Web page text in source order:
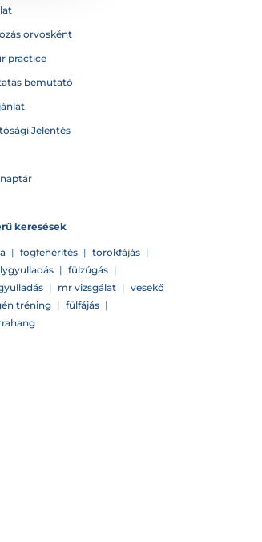
orvosként
practice
bemutató
Jelentés
keresések
| fogfehérítés | torokfájás |
| fülzúgás |
| mr vizsgálat | vesekő
tréning | fülfájás |